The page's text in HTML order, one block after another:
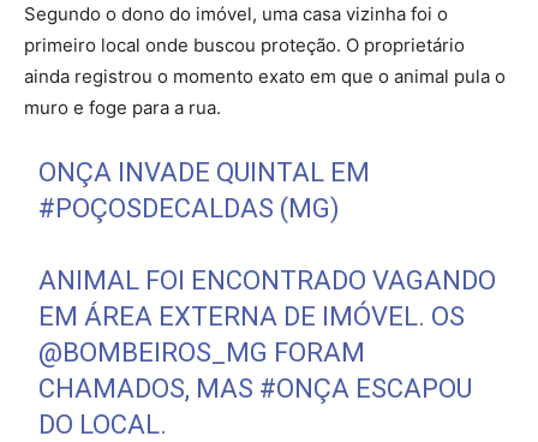
Segundo o dono do imóvel, uma casa vizinha foi o
primeiro local onde buscou proteção. O proprietário
ainda registrou o momento exato em que o animal pula o
muro e foge para a rua.
ONÇA INVADE QUINTAL EM
#POÇOSDECALDAS (MG)
ANIMAL FOI ENCONTRADO VAGANDO
EM ÁREA EXTERNA DE IMÓVEL. OS
@BOMBEIROS_MG FORAM
CHAMADOS, MAS #ONÇA ESCAPOU
DO LOCAL.